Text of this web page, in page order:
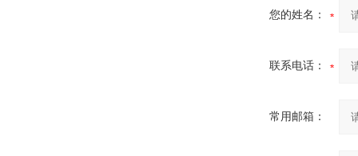
您的姓名：
联系电话：
常用邮箱：